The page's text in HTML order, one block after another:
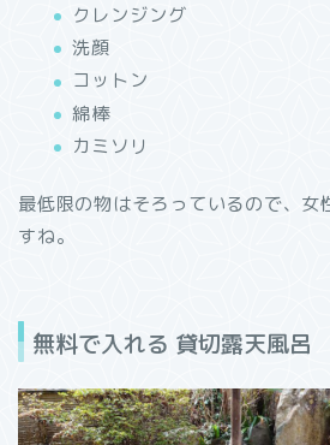
クレンジング
洗顔
コットン
綿棒
カミソリ
最低限の物はそろっているので、女
すね。
無料で入れる 貸切露天風呂